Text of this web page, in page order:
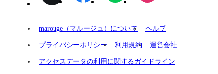
marouge（マルージュ）について ヘルプ
プライバシーポリシー 利用規約 運営会社
アクセスデータの利用に関するガイドライン